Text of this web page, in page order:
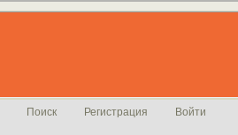
Поиск Регистрация Войти